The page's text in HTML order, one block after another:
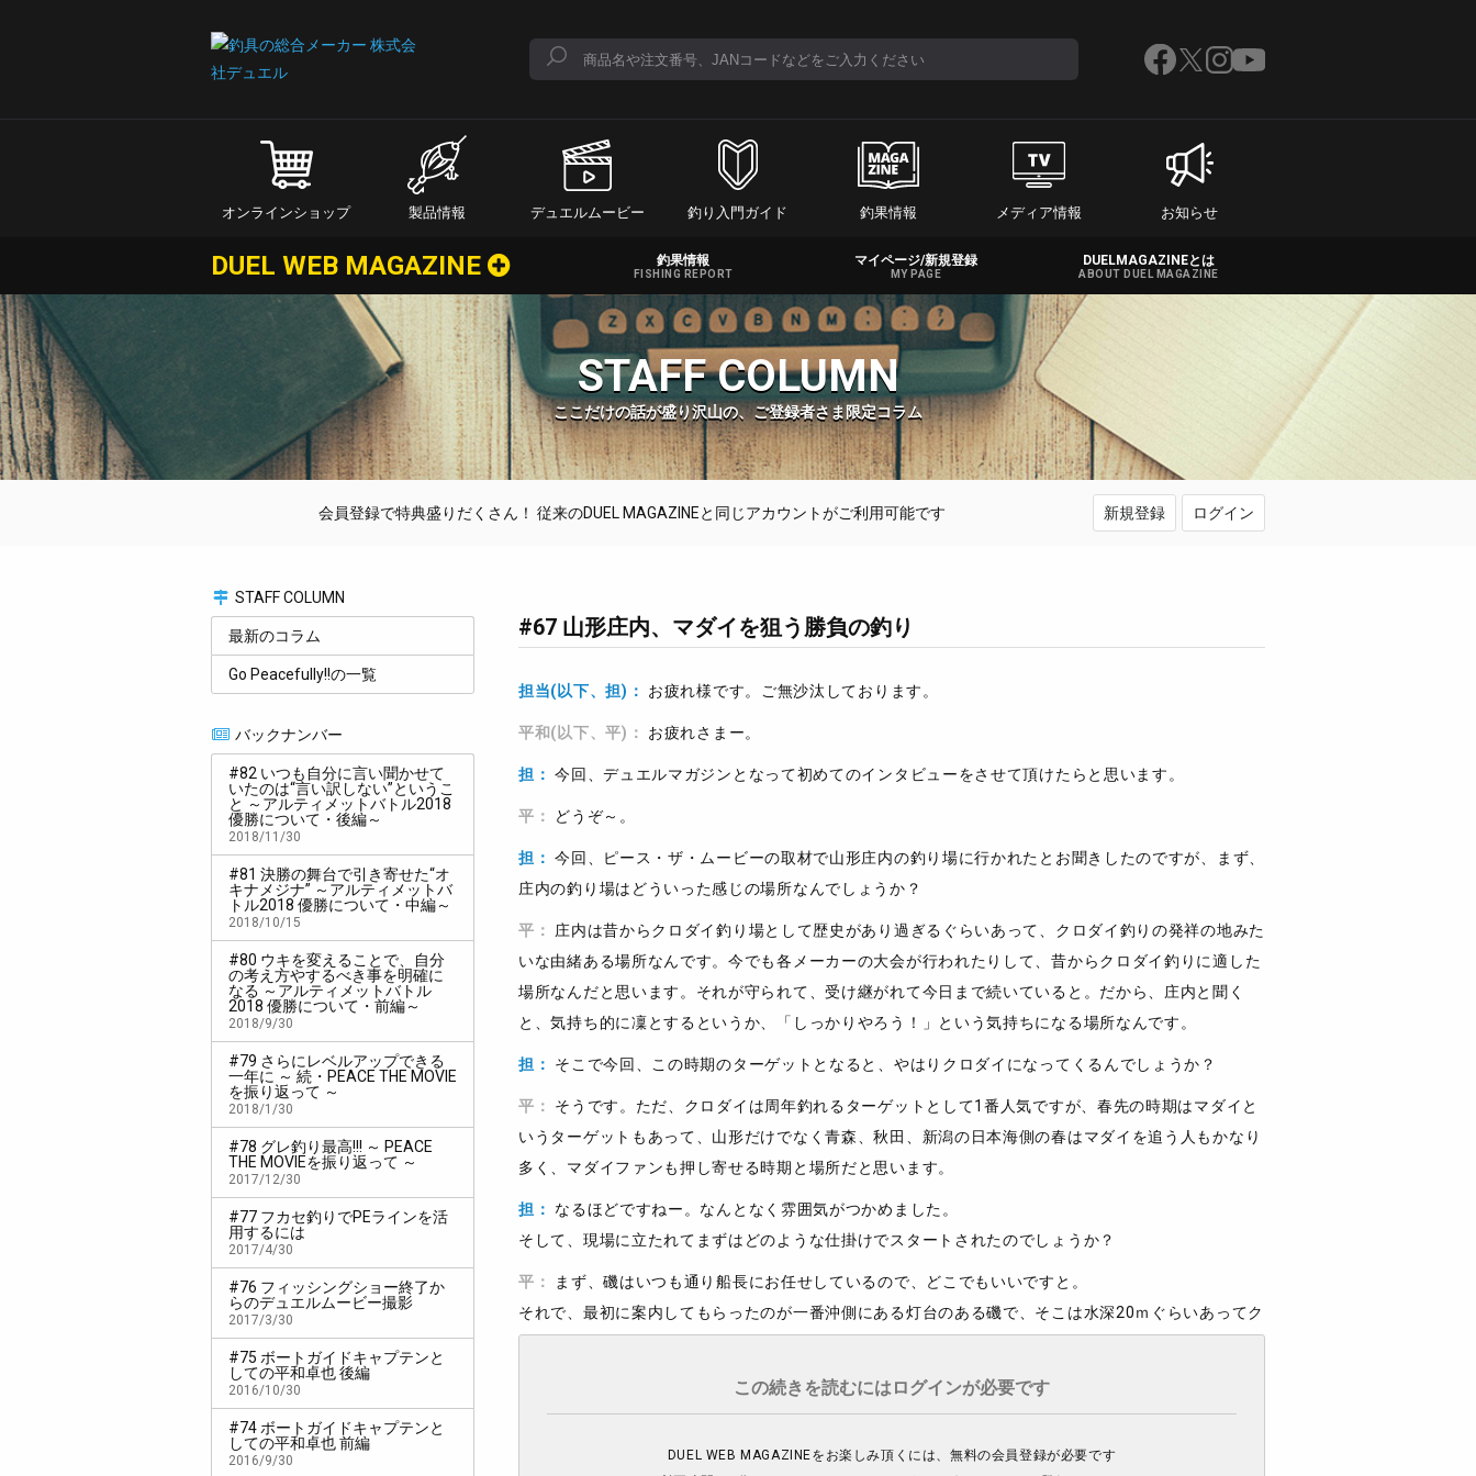
オンラインショップ 製品情報 デュエルムービー 釣り入門ガイド 釣果情報 メディア情報 お知らせ
DUEL WEB MAGAZINE 釣果情報
FISHING REPORT
マイページ/新規登録
MY PAGE
DUELMAGAZINEとは
ABOUT DUEL MAGAZINE
STAFF COLUMN
ここだけの話が盛り沢山の、ご登録者さま限定コラム
会員登録で特典盛りだくさん！ 従来のDUEL MAGAZINEと同じアカウントがご利用可能です 新規登録 ログイン
STAFF COLUMN
最新のコラム
Go Peacefully!!の一覧
バックナンバー
#82 いつも自分に言い聞かせて
いたのは“言い訳しない”というこ
と ～アルティメットバトル2018
優勝について・後編～
2018/11/30
#81 決勝の舞台で引き寄せた“オ
キナメジナ” ～アルティメットバ
トル2018 優勝について・中編～
2018/10/15
#80 ウキを変えることで、自分
の考え方やするべき事を明確に
なる ～アルティメットバトル
2018 優勝について・前編～
2018/9/30
#79 さらにレベルアップできる
一年に ～ 続・PEACE THE MOVIE
を振り返って ～
2018/1/30
#78 グレ釣り最高!!! ～ PEACE
THE MOVIEを振り返って ～
2017/12/30
#77 フカセ釣りでPEラインを活
用するには
2017/4/30
#76 フィッシングショー終了か
らのデュエルムービー撮影
2017/3/30
#75 ボートガイドキャプテンと
しての平和卓也 後編
2016/10/30
#74 ボートガイドキャプテンと
しての平和卓也 前編
2016/9/30
#67 山形庄内、マダイを狙う勝負の釣り
担当(以下、担)： お疲れ様です。ご無沙汰しております。
平和(以下、平)： お疲れさまー。
担： 今回、デュエルマガジンとなって初めてのインタビューをさせて頂けたらと思います。
平： どうぞ～。
担： 今回、ピース・ザ・ムービーの取材で山形庄内の釣り場に行かれたとお聞きしたのですが、まず、
庄内の釣り場はどういった感じの場所なんでしょうか？
平：
庄内は昔からクロダイ釣り場として歴史があり過ぎるぐらいあって、クロダイ釣りの発祥の地みた
いな由緒ある場所なんです。今でも各メーカーの大会が行われたりして、昔からクロダイ釣りに適した
場所なんだと思います。それが守られて、受け継がれて今日まで続いていると。だから、庄内と聞く
と、気持ち的に凜とするというか、「しっかりやろう！」という気持ちになる場所なんです。
担： そこで今回、この時期のターゲットとなると、やはりクロダイになってくるんでしょうか？
平：
そうです。ただ、クロダイは周年釣れるターゲットとして1番人気ですが、春先の時期はマダイと
いうターゲットもあって、山形だけでなく青森、秋田、新潟の日本海側の春はマダイを追う人もかなり
多く、マダイファンも押し寄せる時期と場所だと思います。
担：
なるほどですねー。なんとなく雰囲気がつかめました。
そして、現場に立たれてまずはどのような仕掛けでスタートされたのでしょうか？
平：
まず、磯はいつも通り船長にお任せしているので、どこでもいいですと。
それで、最初に案内してもらったのが一番沖側にある灯台のある磯で、そこは水深20ｍぐらいあってク
この続きを読むにはログインが必要です
DUEL WEB MAGAZINEをお楽しみ頂くには、無料の会員登録が必要です